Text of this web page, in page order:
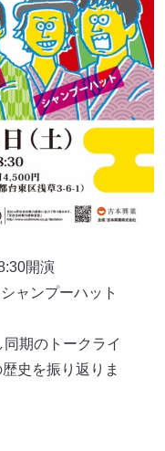
開演
ャンプーハット
期のトークライ
史を振り返りま